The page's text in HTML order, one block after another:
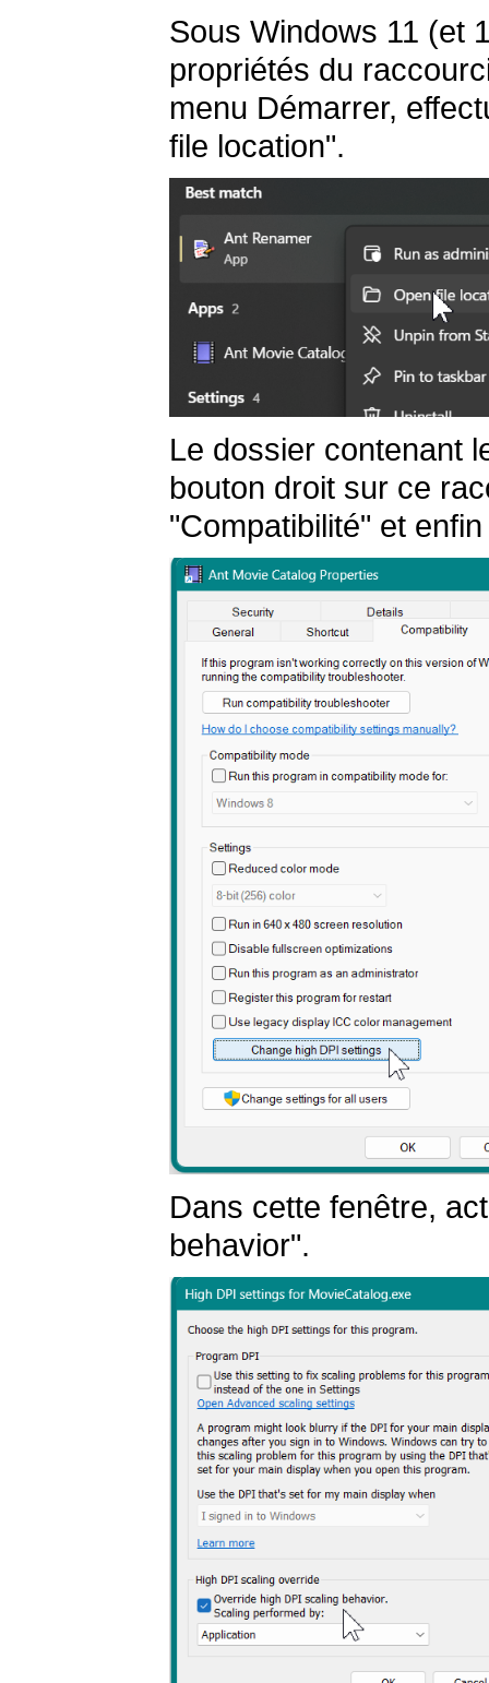
Sous Windows 11 (et
propriétés du
menu Démarrer,
file location".
Le dossier contenant
bouton droit sur ce
"Compatibilité" et
Dans cette fenêtre,
behavior".